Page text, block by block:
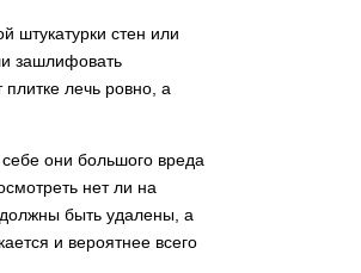
штукатурки стен или
зашлифовать
лечь ровно, а
они большого вреда
нет ли на
быть удалены, а
и вероятнее всего